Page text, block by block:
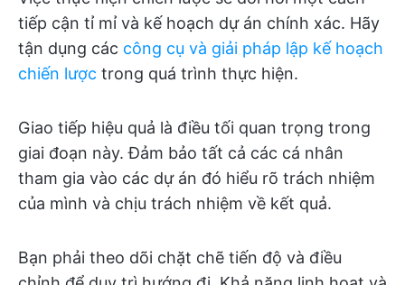
tiếp cận tỉ mỉ và kế hoạch dự án chính xác. Hãy
tận dụng các công cụ và giải pháp lập kế hoạch
chiến lược trong quá trình thực hiện.
Giao tiếp hiệu quả là điều tối quan trọng trong
giai đoạn này. Đảm bảo tất cả các cá nhân
tham gia vào các dự án đó hiểu rõ trách nhiệm
của mình và chịu trách nhiệm về kết quả.
Bạn phải theo dõi chặt chẽ tiến độ và điều